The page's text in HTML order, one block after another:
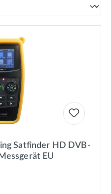
Satfinder HD DVB-
EU